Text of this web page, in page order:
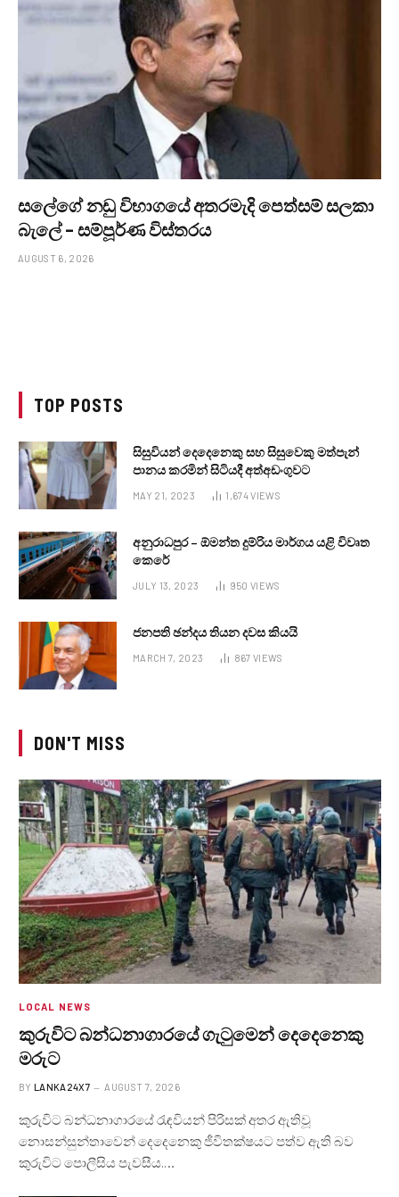
සලේගේ නඩු විභාගයේ අතරමැදි පෙත්සම් සලකා
බැලේ – සම්පූර්ණ විස්තරය
AUGUST 6, 2026
TOP POSTS
සිසුවියන් දෙදෙනෙකු සහ සිසුවෙකු මත්පැන්
පානය කරමින් සිටියදී අත්අඩංගුවට
MAY 21, 2023 1,674VIEWS
අනුරාධපුර – ඕමන්ත දුම්රිය මාර්ගය යළි විවෘත
කෙරේ
JULY 13, 2023 950 VIEWS
ජනපති ඡන්දය තියන දවස කියයි
MARCH 7, 2023 867 VIEWS
DON'T MISS
LOCAL NEWS
කුරුවිට බන්ධනාගාරයේ ගැටුමෙන් දෙදෙනෙකු
මරුට
BY LANKA24X7 AUGUST 7, 2026
කුරුවිට බන්ධනාගාරයේ රැඳවියන් පිරිසක් අතර ඇතිවූ
නොසන්සුන්තාවෙන් දෙදෙනෙකු ජීවිතක්ෂයට පත්ව ඇති බව
කුරුවිට පොලීසිය පැවසීය.…